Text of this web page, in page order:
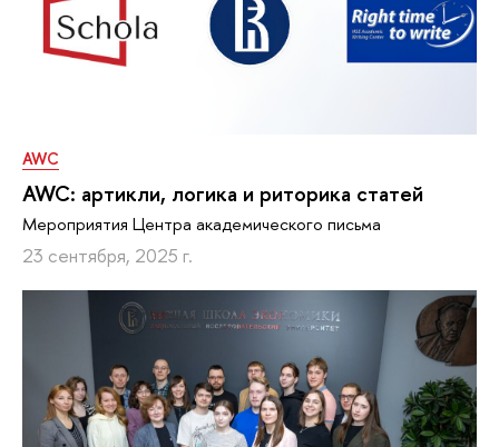
AWC
AWC: артикли, логика и риторика статей
Мероприятия Центра академического письма
23 сентября, 2025 г.